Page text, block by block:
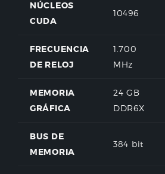
NÚCLEOS
CUDA
10496
FRECUENCIA
DE RELOJ
1.700
MHz
MEMORIA
GRÁFICA
24 GB
DDR6X
BUS DE
MEMORIA
384 bit